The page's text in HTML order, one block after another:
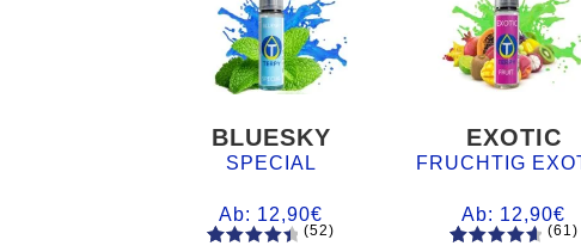
BLUESKY
SPECIAL
Ab: 12,90€
(52)
EXOTIC
FRUCHTIG
Ab: 12,90€
(61)